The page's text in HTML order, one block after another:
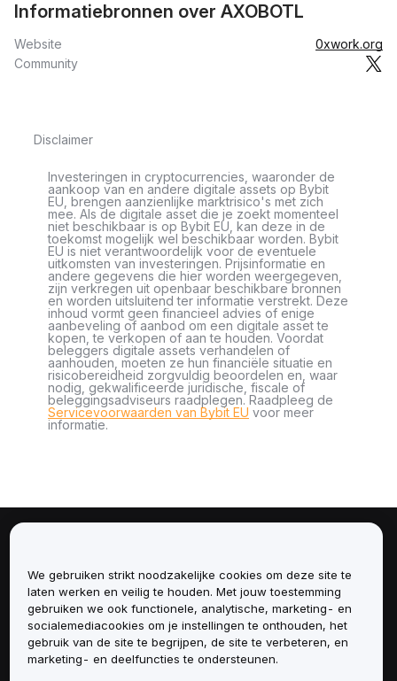
Informatiebronnen over AXOBOTL
Website
0xwork.org
Community
Disclaimer
Investeringen in cryptocurrencies, waaronder de
aankoop van en andere digitale assets op Bybit
EU, brengen aanzienlijke marktrisico's met zich
mee. Als de digitale asset die je zoekt momenteel
niet beschikbaar is op Bybit EU, kan deze in de
toekomst mogelijk wel beschikbaar worden. Bybit
EU is niet verantwoordelijk voor de eventuele
uitkomsten van investeringen. Prijsinformatie en
andere gegevens die hier worden weergegeven,
zijn verkregen uit openbaar beschikbare bronnen
en worden uitsluitend ter informatie verstrekt. Deze
inhoud vormt geen financieel advies of enige
aanbeveling of aanbod om een digitale asset te
kopen, te verkopen of aan te houden. Voordat
beleggers digitale assets verhandelen of
aanhouden, moeten ze hun financiële situatie en
risicobereidheid zorgvuldig beoordelen en, waar
nodig, gekwalificeerde juridische, fiscale of
beleggingsadviseurs raadplegen. Raadpleeg de
Servicevoorwaarden van Bybit EU voor meer
informatie.
Diensten
Ondersteuning
We gebruiken strikt noodzakelijke cookies om deze site te
laten werken en veilig te houden. Met jouw toestemming
gebruiken we ook functionele, analytische, marketing- en
socialemediacookies om je instellingen te onthouden, het
gebruik van de site te begrijpen, de site te verbeteren, en
marketing- en deelfuncties te ondersteunen.